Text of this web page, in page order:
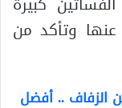
عنها وتأكد من
الزفاف .. أفضل